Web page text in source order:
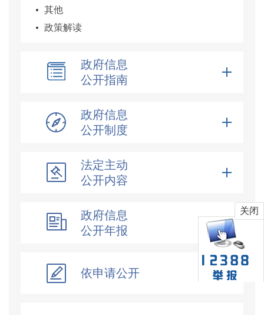
其他
政策解读
政府信息
公开指南
政府信息
公开制度
法定主动
公开内容
政府信息
公开年报
依申请公开
关闭